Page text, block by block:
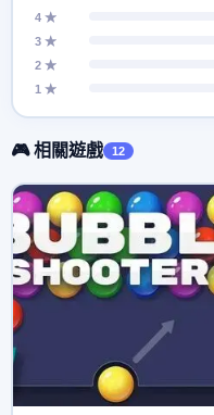
4 ★
3 ★
2 ★
1 ★
🎮 相關遊戲 12